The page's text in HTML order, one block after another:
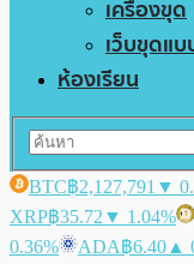
เครื่องขุด
เว็บขุดแ
ห้องเรียน
BTC฿2,127,791 ▼
XRP฿35.72 ▼ 1.04%
0.36%
ADA฿6.40 ▲